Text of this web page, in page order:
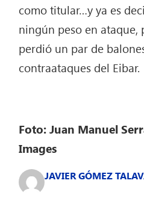
como titular…y ya es
ningún peso en ataque,
perdió un par de
contraataques del Eibar.
Foto: Juan Manuel
Images
JAVIER GÓMEZ